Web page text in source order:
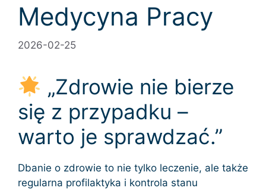
Medycyna Pracy
2026-02-25
„Zdrowie nie bierze
się z przypadku –
warto je sprawdzać.”
Dbanie o zdrowie to nie tylko leczenie, ale także
regularna profilaktyka i kontrola stanu